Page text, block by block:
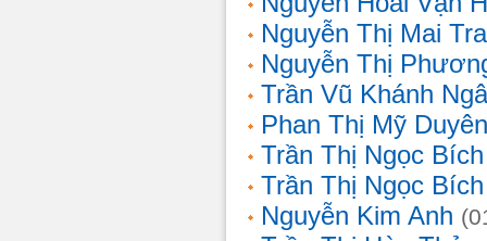
Nguyễn Thị Mai
Nguyễn Thị
Trần Vũ Khánh
Phan Thị Mỹ Duyên
Trần Thị Ngọc Bích
Trần Thị Ngọc Bích
Nguyễn Kim Anh